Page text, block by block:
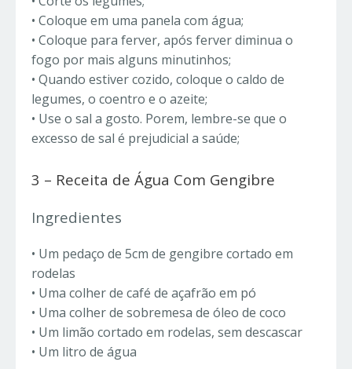
• Coloque em uma panela com água;
• Coloque para ferver, após ferver diminua o
fogo por mais alguns minutinhos;
• Quando estiver cozido, coloque o caldo de
legumes, o coentro e o azeite;
• Use o sal a gosto. Porem, lembre-se que o
excesso de sal é prejudicial a saúde;
3 – Receita de Água Com Gengibre
Ingredientes
• Um pedaço de 5cm de gengibre cortado em
rodelas
• Uma colher de café de açafrão em pó
• Uma colher de sobremesa de óleo de coco
• Um limão cortado em rodelas, sem descascar
• Um litro de água